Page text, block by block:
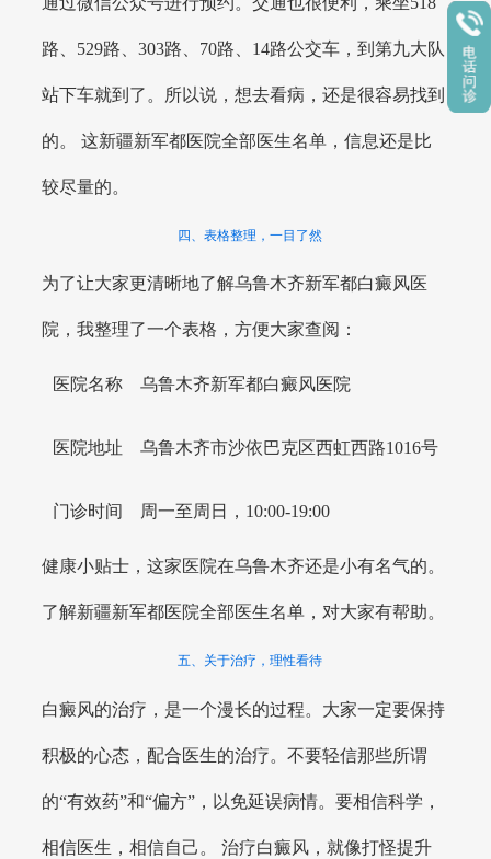
路、529路、303路、70路、14路公交车，到第九大队
站下车就到了。所以说，想去看病，还是很容易找到
的。 这新疆新军都医院全部医生名单，信息还是比
较尽量的。
四、表格整理，一目了然
为了让大家更清晰地了解乌鲁木齐新军都白癜风医
院，我整理了一个表格，方便大家查阅：
医院名称 乌鲁木齐新军都白癜风医院
医院地址 乌鲁木齐市沙依巴克区西虹西路1016号
门诊时间 周一至周日，10:00-19:00
健康小贴士，这家医院在乌鲁木齐还是小有名气的。
了解新疆新军都医院全部医生名单，对大家有帮助。
五、关于治疗，理性看待
白癜风的治疗，是一个漫长的过程。大家一定要保持
积极的心态，配合医生的治疗。不要轻信那些所谓
的“有效药”和“偏方”，以免延误病情。要相信科学，
相信医生，相信自己。 治疗白癜风，就像打怪提升